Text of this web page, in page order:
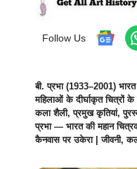
Follow Us
बी. प्रभा (1933–2001) भारत
महिलाओं के दीर्घाकृत चित्रों
कला शैली, प्रमुख कृतियां,
प्रभा — भारत की महान
कैनवास पर उकेरा | जीवनी,